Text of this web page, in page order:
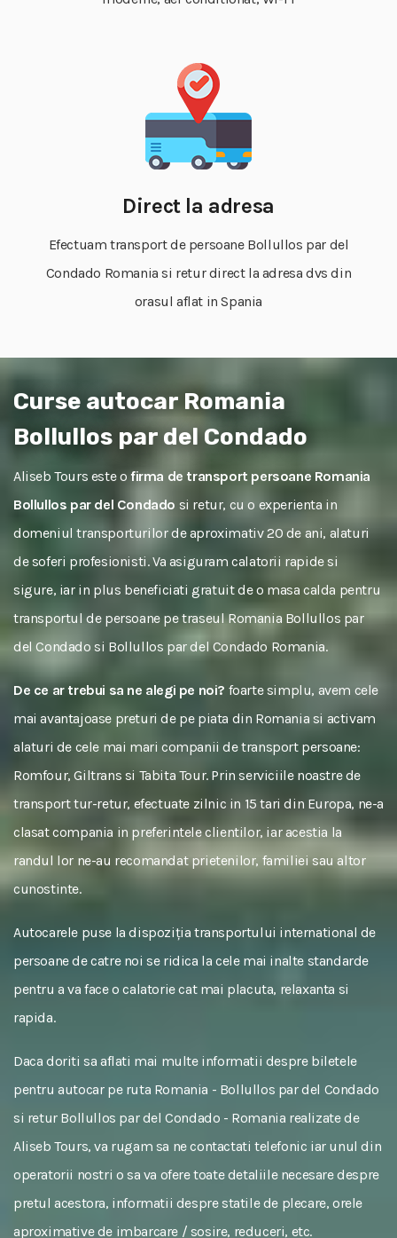
Direct la adresa
Efectuam transport de persoane Bollullos par del
Condado Romania si retur direct la adresa dvs din
orasul aflat in Spania
Curse autocar Romania
Bollullos par del Condado
Aliseb Tours este o firma de transport persoane Romania
Bollullos par del Condado si retur, cu o experienta in
domeniul transporturilor de aproximativ 20 de ani, alaturi
de soferi profesionisti. Va asiguram calatorii rapide si
sigure, iar in plus beneficiati gratuit de o masa calda pentru
transportul de persoane pe traseul Romania Bollullos par
del Condado si Bollullos par del Condado Romania.
De ce ar trebui sa ne alegi pe noi? foarte simplu, avem cele
mai avantajoase preturi de pe piata din Romania si activam
alaturi de cele mai mari companii de transport persoane:
Romfour, Giltrans si Tabita Tour. Prin serviciile noastre de
transport tur-retur, efectuate zilnic in 15 tari din Europa, ne-a
clasat compania in preferintele clientilor, iar acestia la
randul lor ne-au recomandat prietenilor, familiei sau altor
cunostinte.
Autocarele puse la dispoziția transportului international de
persoane de catre noi se ridica la cele mai inalte standarde
pentru a va face o calatorie cat mai placuta, relaxanta si
rapida.
Daca doriti sa aflati mai multe informatii despre biletele
pentru autocar pe ruta Romania - Bollullos par del Condado
si retur Bollullos par del Condado - Romania realizate de
Aliseb Tours, va rugam sa ne contactati telefonic iar unul din
operatorii nostri o sa va ofere toate detaliile necesare despre
pretul acestora, informatii despre statile de plecare, orele
aproximative de imbarcare / sosire, reduceri, etc.